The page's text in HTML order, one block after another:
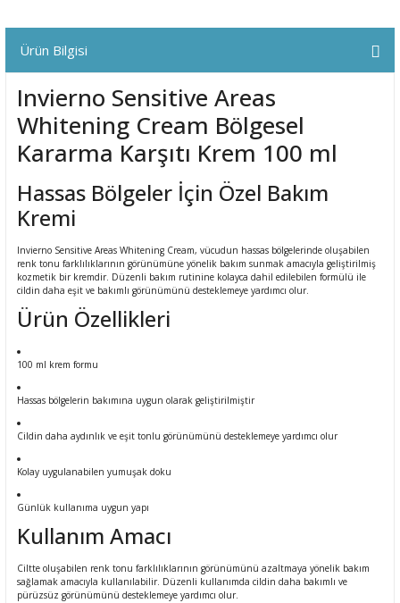
Ürün Bilgisi
Invierno Sensitive Areas
Whitening Cream Bölgesel
Kararma Karşıtı Krem 100 ml
Hassas Bölgeler İçin Özel Bakım
Kremi
Invierno Sensitive Areas Whitening Cream, vücudun hassas bölgelerinde oluşabilen
renk tonu farklılıklarının görünümüne yönelik bakım sunmak amacıyla geliştirilmiş
kozmetik bir kremdir. Düzenli bakım rutinine kolayca dahil edilebilen formülü ile
cildin daha eşit ve bakımlı görünümünü desteklemeye yardımcı olur.
Ürün Özellikleri
100 ml krem formu
Hassas bölgelerin bakımına uygun olarak geliştirilmiştir
Cildin daha aydınlık ve eşit tonlu görünümünü desteklemeye yardımcı olur
Kolay uygulanabilen yumuşak doku
Günlük kullanıma uygun yapı
Kullanım Amacı
Ciltte oluşabilen renk tonu farklılıklarının görünümünü azaltmaya yönelik bakım
sağlamak amacıyla kullanılabilir. Düzenli kullanımda cildin daha bakımlı ve
pürüzsüz görünümünü desteklemeye yardımcı olur.